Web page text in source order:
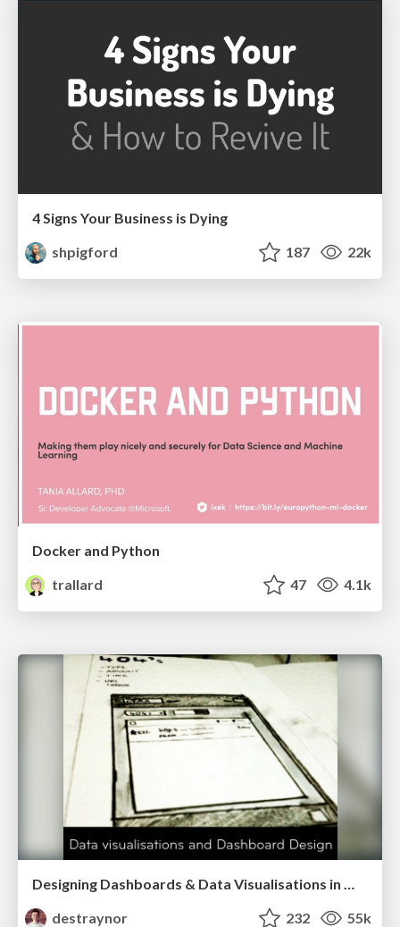
4 Signs Your Business is Dying
shpigford
187 22k
Docker and Python
trallard
47 4.1k
destraynor
232 55k